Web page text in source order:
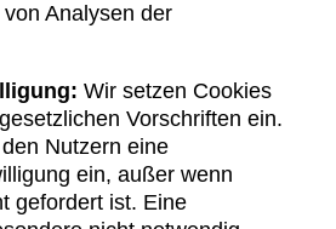
Analysen der
Wir setzen Cookies
Vorschriften ein.
Nutzern eine
ein, außer wenn
gefordert ist. Eine